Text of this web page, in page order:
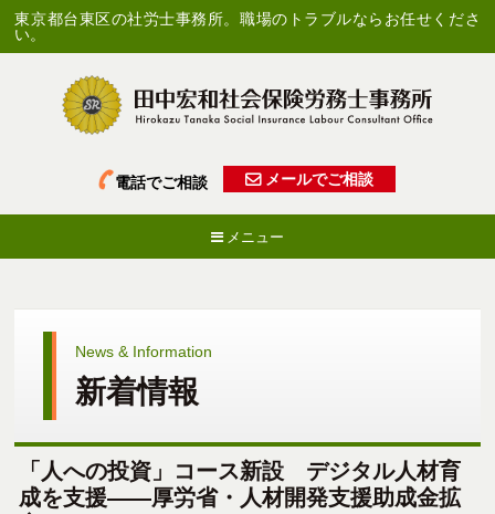
東京都台東区の社労士事務所。職場のトラブルならお任せくださ
い。
電話でご相談 メールでご相談
メニュー
News & Information
新着情報
「人への投資」コース新設 デジタル人材育
成を支援――厚労省・人材開発支援助成金拡